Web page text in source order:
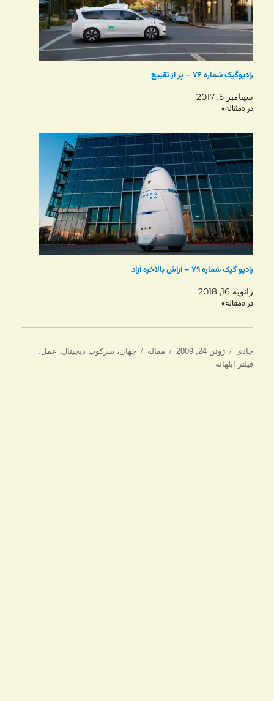
رادیوگیک شماره ۷۶ – پر از تقبیح
سپتامبر 5, 2017
در «مقاله»
رادیو گیک شماره ۷۹ – آراش بالاخره آزاد
ژانویه 16, 2018
در «مقاله»
نویسنده
جادی
ارسال
شده
ژوئن 24, 2009 دسته‌ها
مقاله برچسب‌ها
جهان، سرکوب دیجیتال، عمل،
فیلتر ابلهانه